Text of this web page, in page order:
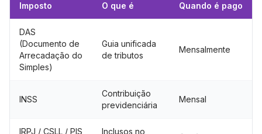
Imposto O que é Quando é pago
DAS
(Documento de
Arrecadação do
Simples)
Guia unificada
de tributos
Mensalmente
INSS
Contribuição
previdenciária
Mensal
IRPJ / CSLL / PIS
Inclusos no